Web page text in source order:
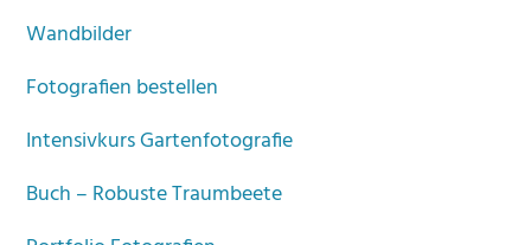
Wandbilder
Fotografien bestellen
Intensivkurs Gartenfotografie
Buch – Robuste Traumbeete